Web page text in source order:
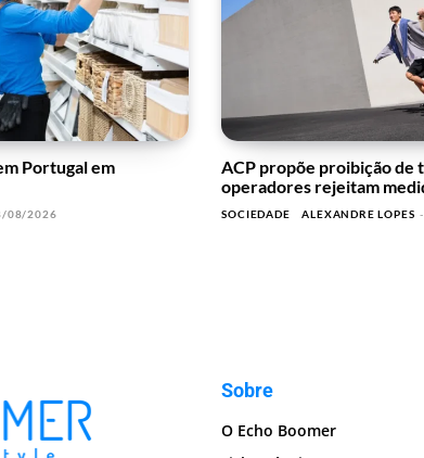
Portugal em
08/2026
ACP propõe proibição de
operadores rejeitam
SOCIEDADE ALEXANDRE LOPES -
Sobre
O Echo Boomer